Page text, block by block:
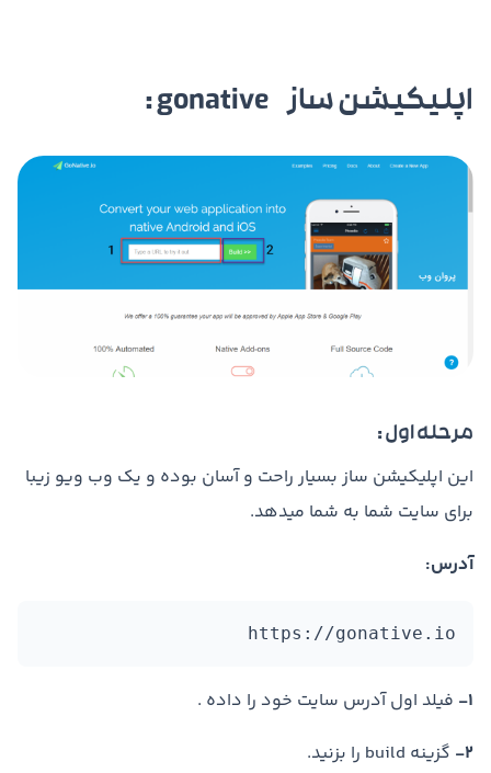
اپلیکیشن ساز gonative :
مرحله اول :
این اپلیکیشن ساز بسیار راحت و آسان بوده و یک وب ویو زیبا
برای سایت شما به شما میدهد.
آدرس:
https://gonative.io
1- فیلد اول آدرس سایت خود را داده .
2- گزینه build را بزنید.